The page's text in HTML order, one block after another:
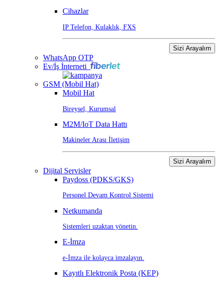
Cihazlar
IP Telefon, Kulaklık, FXS
Sizi Arayalım
WhatsApp OTP
Ev/İş İnterneti
GSM (Mobil Hat)
Mobil Hat
Bireysel, Kurumsal
M2M/IoT Data Hattı
Makineler Arası İletişim
Sizi Arayalım
Dijital Servisler
Paydoss (PDKS/GKS)
Personel Devam Kontrol Sistemi
Netkumanda
Sistemleri uzaktan yönetin.
E-İmza
e-İmza ile kolayca imzalayın.
Kayıtlı Elektronik Posta (KEP)